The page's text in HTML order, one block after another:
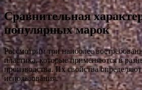
Сравнительная
популярных марок
Рассмотрим три наиболее
пластика, которые применяются в
производства. Их свойства определяют
использования.